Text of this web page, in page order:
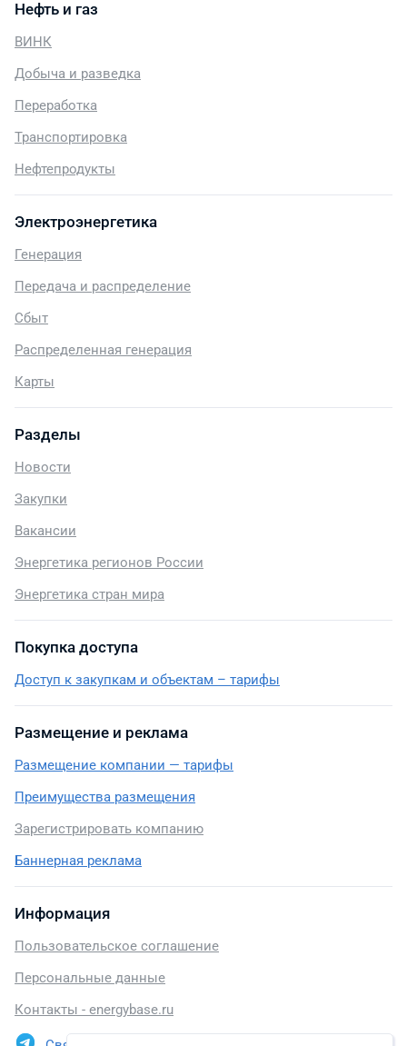
Нефть и газ
ВИНК
Добыча и разведка
Переработка
Транспортировка
Нефтепродукты
Электроэнергетика
Генерация
Передача и распределение
Сбыт
Распределенная генерация
Карты
Разделы
Новости
Закупки
Вакансии
Энергетика регионов России
Энергетика стран мира
Покупка доступа
Доступ к закупкам и объектам – тарифы
Размещение и реклама
Размещение компании — тарифы
Преимущества размещения
Зарегистрировать компанию
Баннерная реклама
Информация
Пользовательское соглашение
Персональные данные
Контакты - energybase.ru